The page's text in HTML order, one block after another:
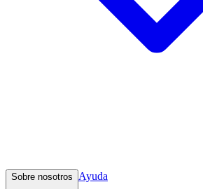
Sobre nosotros Ayuda